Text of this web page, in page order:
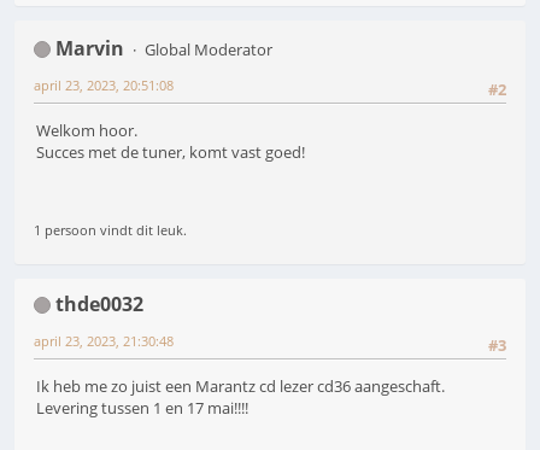
Marvin
Global Moderator
#2
april 23, 2023, 20:51:08
Welkom hoor.
Succes met de tuner, komt vast goed!
1 persoon vindt dit leuk.
thde0032
#3
april 23, 2023, 21:30:48
Ik heb me zo juist een Marantz cd lezer cd36 aangeschaft.
Levering tussen 1 en 17 mai!!!!